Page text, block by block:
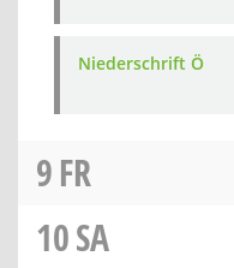
Niederschrift Ö
9FR
10SA